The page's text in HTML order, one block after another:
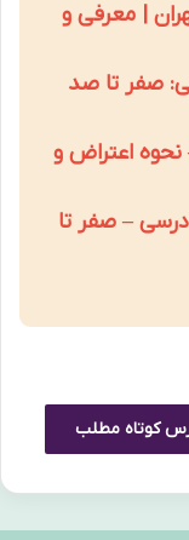
دادسرای ناحیه ۲۴ تهران | معرفی و
صفر تا صد
اعتراض و
– صفر تا
کوتاه مطلب